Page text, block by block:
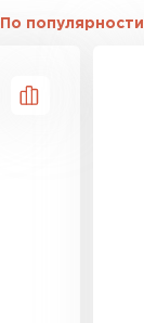
По популярности